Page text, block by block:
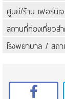
ศูนย์/ร้าน เฟอร์นิเ
สถานที่ท่องเที่ยวส
โรงพยาบาล / สถ